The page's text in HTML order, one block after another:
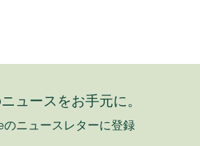
ュースをお手元に。
のニュースレターに登録